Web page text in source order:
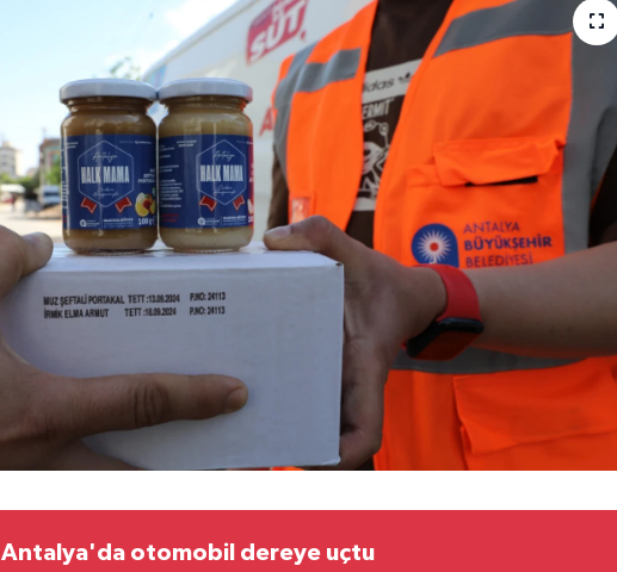
Antalya'da otomobil dereye uçtu